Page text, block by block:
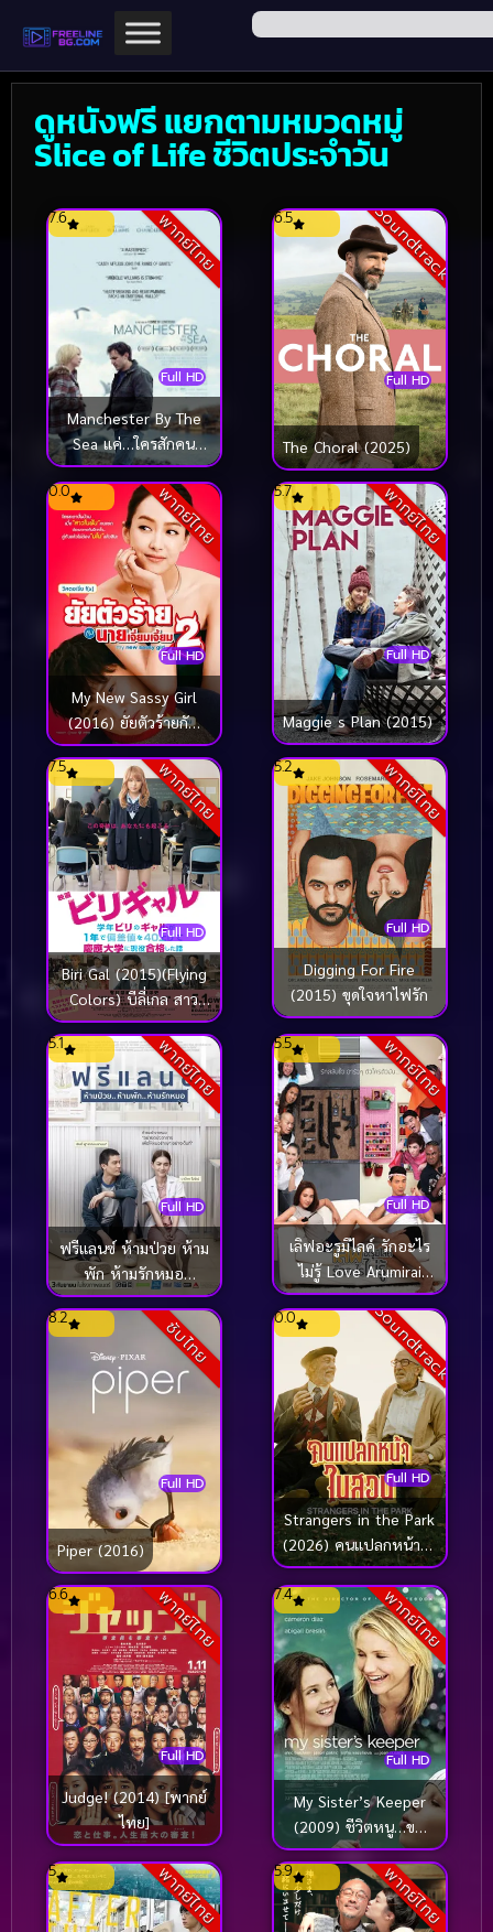
ดูหนังฟรี แยกตามหมวดหมู่
Slice of Life ชีวิตประจำวัน
พากย์ไทย
Full HD
7.6
Manchester By The
Sea แค่…ใครสักคน
(2016)
Soundtrack
Full HD
6.5
The Choral (2025)
พากย์ไทย
Full HD
0.0
My New Sassy Girl
(2016) ยัยตัวร้ายกับ
นายเจี๋ยมเจี้ยม 2
พากย์ไทย
Full HD
5.7
Maggie s Plan (2015)
พากย์ไทย
Full HD
7.5
Biri Gal (2015)(Flying
Colors) บีลี่เกล สาว
น้อยวัยวุ่น (ซับไทย)
พากย์ไทย
Full HD
5.2
Digging For Fire
(2015) ขุดใจหาไฟรัก
พากย์ไทย
Full HD
5.1
ฟรีแลนซ์ ห้ามป่วย ห้าม
พัก ห้ามรักหมอ
Freelance (2015)
พากย์ไทย
Full HD
5.5
เลิฟอะรูมิไลค์ รักอะไร
ไม่รู้ Love Arumirai
(2015)
ซับไทย
Full HD
8.2
Piper (2016)
Soundtrack
Full HD
0.0
Strangers in the Park
(2026) คนแปลกหน้าใน
สวน
พากย์ไทย
Full HD
6.6
Judge! (2014) [พากย์
ไทย]
พากย์ไทย
Full HD
7.4
My Sister’s Keeper
(2009) ชีวิตหนู…ขอ
ลิขิตเอง
พากย์ไทย
5 พากย์ไทย
5.9